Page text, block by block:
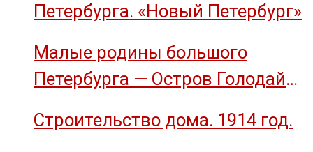
Петербурга. «Новый Петербург»
Малые родины большого
Петербурга — Остров Голодай
Строительство дома. 1914 год.